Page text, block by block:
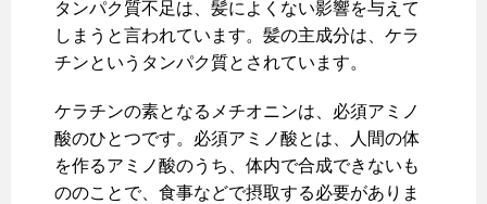
タンパク質不足は、髪によくない影響を与えて
しまうと言われています。髪の主成分は、ケラ
チンというタンパク質とされています。
ケラチンの素となるメチオニンは、必須アミノ
酸のひとつです。必須アミノ酸とは、人間の体
を作るアミノ酸のうち、体内で合成できないも
ののことで、食事などで摂取する必要がありま